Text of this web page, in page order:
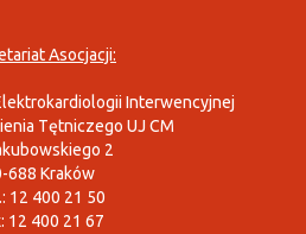
Asocjacji:
Interwencyjnej
Tętniczego UJ CM
2
688 Kraków
12 400 21 50
12 400 21 67